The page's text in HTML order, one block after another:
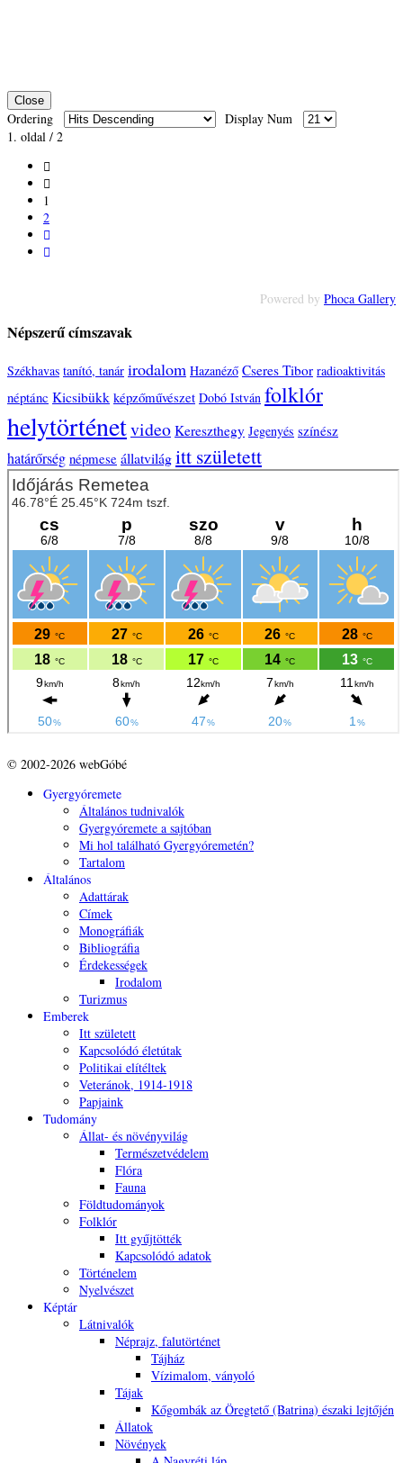
Close
Ordering
Display Num
1. oldal / 2
1
2
Powered by Phoca Gallery
Népszerű címszavak
Székhavas tanító, tanár irodalom Hazanéző Cseres Tibor radioaktivitás
néptánc Kicsibükk képzőművészet Dobó István folklór
helytörténetvideo Kereszthegy Jegenyés színész
határőrség népmese állatvilágitt született
© 2002-2026 webGóbé
Gyergyóremete
Általános tudnivalók
Gyergyóremete a sajtóban
Mi hol található Gyergyóremetén?
Tartalom
Általános
Adattárak
Címek
Monográfiák
Bibliográfia
Érdekességek
Irodalom
Turizmus
Emberek
Itt született
Kapcsolódó életútak
Politikai elítéltek
Veteránok, 1914-1918
Papjaink
Tudomány
Állat- és növényvilág
Természetvédelem
Flóra
Fauna
Földtudományok
Folklór
Itt gyűjtötték
Kapcsolódó adatok
Történelem
Nyelvészet
Képtár
Látnivalók
Néprajz, falutörténet
Tájház
Vízimalom, ványoló
Tájak
Kőgombák az Öregtető (Batrina) északi lejtőjén
Állatok
Növények